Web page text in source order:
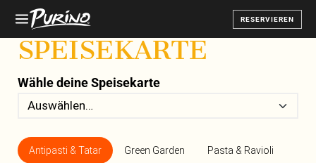
RESERVIEREN
SPEISEKARTE
Wähle deine Speisekarte
Antipasti & Tatar Green Garden Pasta & Ravioli